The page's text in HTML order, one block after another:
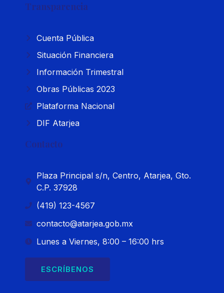
Transparencia
Cuenta Pública
Situación Financiera
Información Trimestral
Obras Públicas 2023
Plataforma Nacional
DIF Atarjea
Contacto
Plaza Principal s/n, Centro, Atarjea, Gto.
C.P. 37928
(419) 123-4567
contacto@atarjea.gob.mx
Lunes a Viernes, 8:00 – 16:00 hrs
ESCRÍBENOS